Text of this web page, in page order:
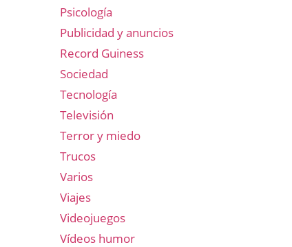
Psicología
Publicidad y anuncios
Record Guiness
Sociedad
Tecnología
Televisión
Terror y miedo
Trucos
Varios
Viajes
Videojuegos
Vídeos humor